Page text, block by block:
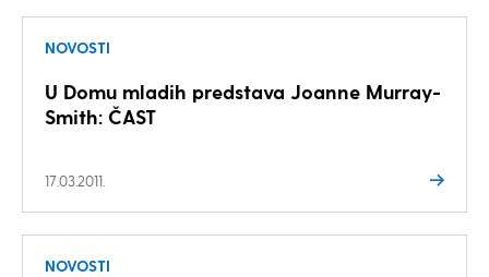
NOVOSTI
U Domu mladih predstava Joanne Murray-
Smith: ČAST
17.03.2011.
NOVOSTI